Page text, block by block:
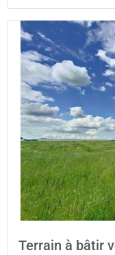
Terrain à bâtir